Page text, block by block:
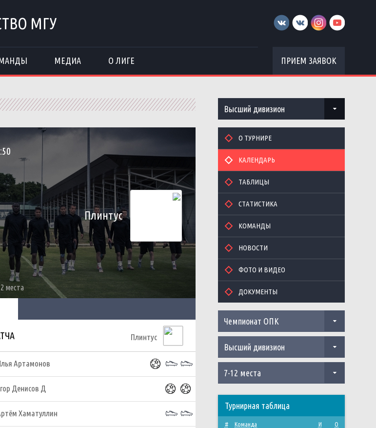
МГУ
МЕДИА О ЛИГЕ ПРИЕМ ЗАЯВОК
Высший дивизион
О ТУРНИРЕ
КАЛЕНДАРЬ
ТАБЛИЦЫ
СТАТИСТИКА
КОМАНДЫ
НОВОСТИ
ФОТО И ВИДЕО
ДОКУМЕНТЫ
Чемпионат ОПК
Высший дивизион
7-12 места
Турнирная таблица
# Команда И О
Плинтус
места
Плинтус
Артамонов
Денисов Д
Хаматуллин